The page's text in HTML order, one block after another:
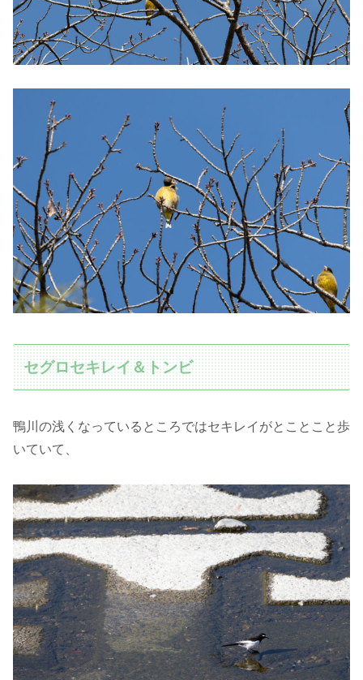
セグロセキレイ＆トンビ
鴨川の浅くなっているところではセキレイがとことこと歩
いていて、